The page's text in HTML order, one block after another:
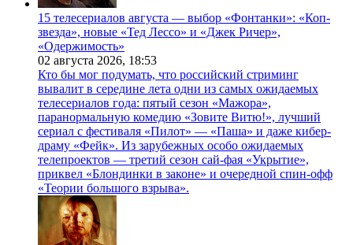
15 телесериалов августа — выбор «Фонтанки»: «Коп-
звезда», новые «Тед Лессо» и «Джек Ричер»,
«Одержимость»
02 августа 2026, 18:53
Кто бы мог подумать, что российский стриминг
вывалит в середине лета одни из самых ожидаемых
телесериалов года: пятый сезон «Мажора»,
паранормальную комедию «Зовите Витю!», лучший
сериал с фестиваля «Пилот» — «Паша» и даже кибер-
драму «Фейк». Из зарубежных особо ожидаемых
телепроектов — третий сезон сай-фая «Укрытие»,
приквел «Блондинки в законе» и очередной спин-офф
«Теории большого взрыва».